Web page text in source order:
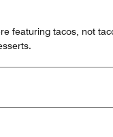
featuring tacos, not